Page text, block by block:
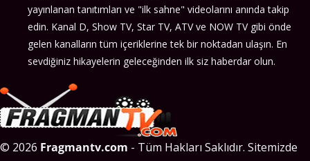
yayınlanan tanıtımları ve "ilk sahne" videolarını anında takip
edin. Kanal D, Show TV, Star TV, ATV ve NOW TV gibi önde
gelen kanalların tüm içeriklerine tek bir noktadan ulaşın. En
sevdiğiniz hikayelerin geleceğinden ilk siz haberdar olun.
© 2026 Fragmantv.com - Tüm Hakları Saklıdır. Sitemizde